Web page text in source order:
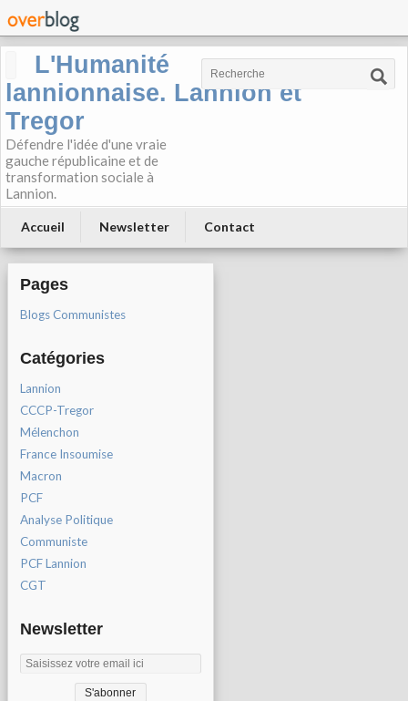
L'Humanité
lannionnaise. Lannion et
Tregor
Défendre l'idée d'une vraie
gauche républicaine et de
transformation sociale à
Lannion.
Accueil Newsletter Contact
Pages
Blogs Communistes
Catégories
Lannion
CCCP-Tregor
Mélenchon
France Insoumise
Macron
PCF
Analyse Politique
Communiste
PCF Lannion
CGT
Newsletter